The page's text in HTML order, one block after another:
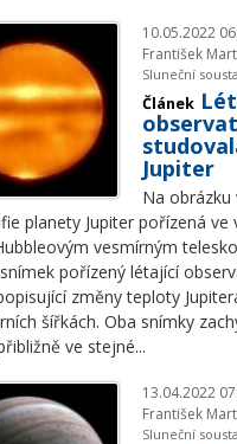
10.05.2022
František
Sluneční
Článek
Jupiter
Na obrázku
planety Jupiter pořízená ve
vesmírným
pořízený létající
změny teploty
šířkách. Oba snímky
ve stejné...
13.04.2022
František
Sluneční